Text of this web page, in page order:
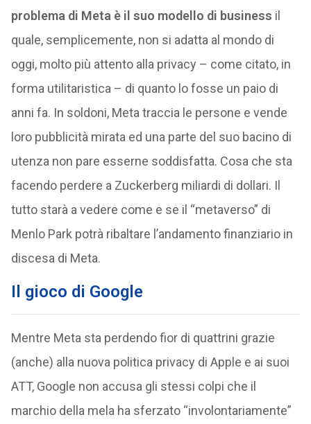
problema di Meta è il suo modello di business il
quale, semplicemente, non si adatta al mondo di
oggi, molto più attento alla privacy – come citato, in
forma utilitaristica – di quanto lo fosse un paio di
anni fa. In soldoni, Meta traccia le persone e vende
loro pubblicità mirata ed una parte del suo bacino di
utenza non pare esserne soddisfatta. Cosa che sta
facendo perdere a Zuckerberg miliardi di dollari. Il
tutto starà a vedere come e se il “metaverso” di
Menlo Park potrà ribaltare l’andamento finanziario in
discesa di Meta.
Il gioco di Google
Mentre Meta sta perdendo fior di quattrini grazie
(anche) alla nuova politica privacy di Apple e ai suoi
ATT, Google non accusa gli stessi colpi che il
marchio della mela ha sferzato “involontariamente”